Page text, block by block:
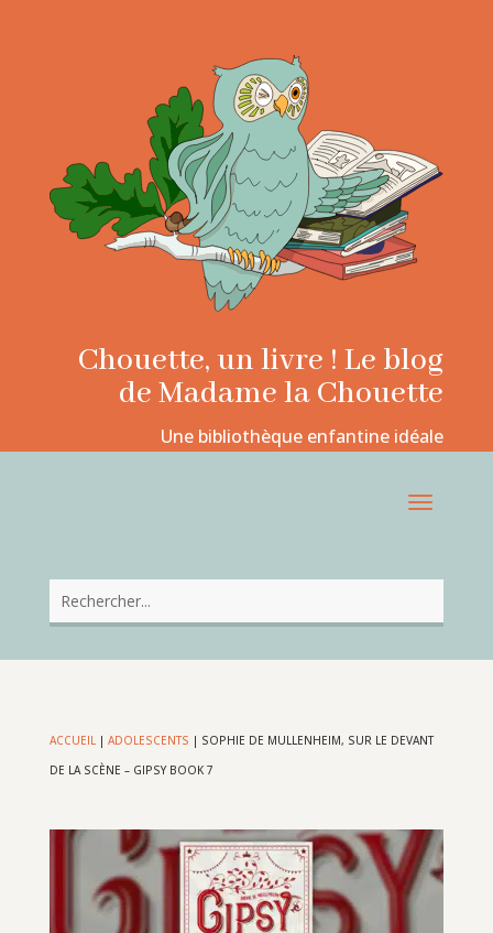
Chouette, un livre ! Le blog
de Madame la Chouette
Une bibliothèque enfantine idéale
ACCUEIL| ADOLESCENTS | SOPHIE DE MULLENHEIM, SUR LE DEVANT
DE LA SCÈNE – GIPSY BOOK 7